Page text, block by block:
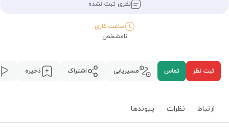
نظری ثبت نشده
ساعت کاری
نامشخص
ثبت نظر تماس مسیریابی اشتراک ذخیره
ارتباط نظرات پیوند‌ها